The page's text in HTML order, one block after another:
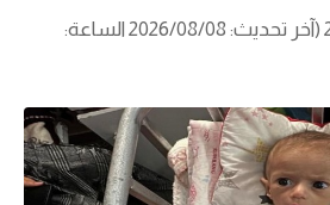
نشر بتاريخ: 2025/05/04 (آخر تحديث: 2026/08/08 الساعة: